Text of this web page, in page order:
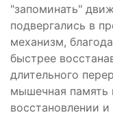
"запоминать"
подвергались в
механизм,
быстрее
длительного
мышечная память
восстановлении